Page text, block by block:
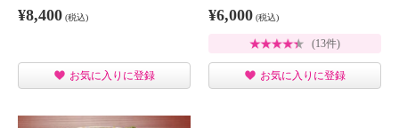
¥8,400 (税込)
お気に入りに登録
¥6,000 (税込)
(13件)
お気に入りに登録